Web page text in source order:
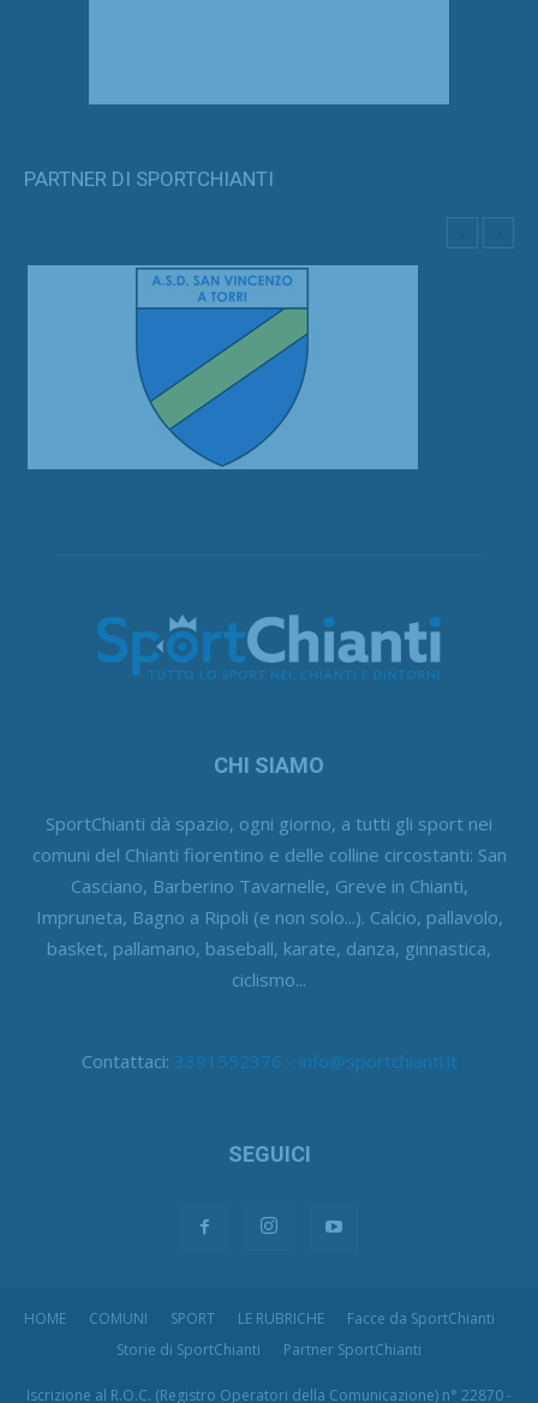
PARTNER DI SPORTCHIANTI
CHI SIAMO
SportChianti dà spazio, ogni giorno, a tutti gli sport nei
comuni del Chianti fiorentino e delle colline circostanti: San
Casciano, Barberino Tavarnelle, Greve in Chianti,
Impruneta, Bagno a Ripoli (e non solo...). Calcio, pallavolo,
basket, pallamano, baseball, karate, danza, ginnastica,
ciclismo...
Contattaci: 3391552376 - info@sportchianti.it
SEGUICI
HOME COMUNI SPORT LE RUBRICHE
Facce da SportChianti
Storie di SportChianti
Partner SportChianti
Iscrizione al R.O.C. (Registro Operatori della Comunicazione) n° 22870 -